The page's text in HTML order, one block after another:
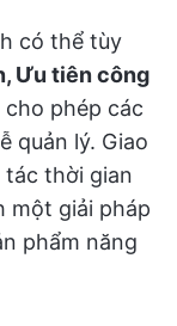
có thể tùy
Ưu tiên công
cho phép các
quản lý. Giao
tác thời gian
một giải pháp
phẩm năng